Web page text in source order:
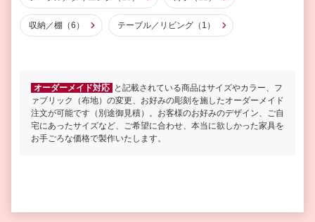
収納／棚（6） テーブル／リビング（1）
オーダーメイド対応 と記載されている商品はサイズやカラー、フ
ァブリック（布地）の変更、お好みの彫刻を施したオーダーメイド
注文が可能です（別途御見積）。お客様のお好みのデザイン、ご自
宅にあったサイズなど、ご希望に合わせ、本当に欲しかった家具を
お手ごろな価格で製作いたします。